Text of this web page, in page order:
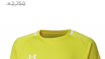
￥2,750